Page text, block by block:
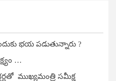
భయ పడుతున్నారు ?
…
ముఖ్యమంత్రి సమీక్ష